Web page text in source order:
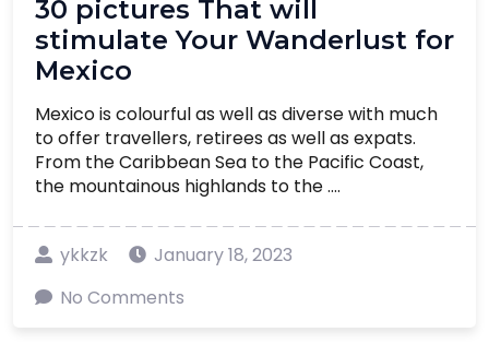
30 pictures That will
stimulate Your Wanderlust for
Mexico
Mexico is colourful as well as diverse with much
to offer travellers, retirees as well as expats.
From the Caribbean Sea to the Pacific Coast,
the mountainous highlands to the ....
ykkzk
January 18, 2023
No Comments